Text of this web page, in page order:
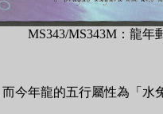
MS343/MS343M：龍年
今年龍的五行屬性為「水